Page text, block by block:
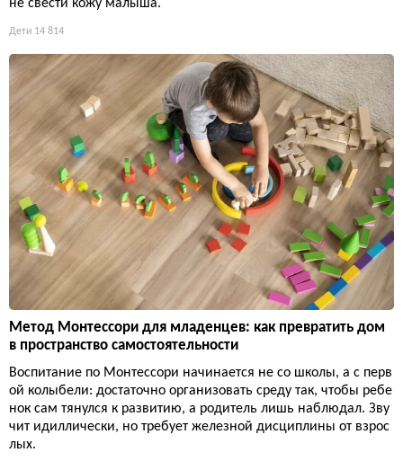
не свести кожу малыша.
Дети 14 814
Метод Монтессори для младенцев: как превратить дом
в пространство самостоятельности
Воспитание по Монтессори начинается не со школы, а с перв
ой колыбели: достаточно организовать среду так, чтобы ребе
нок сам тянулся к развитию, а родитель лишь наблюдал. Зву
чит идиллически, но требует железной дисциплины от взрос
лых.